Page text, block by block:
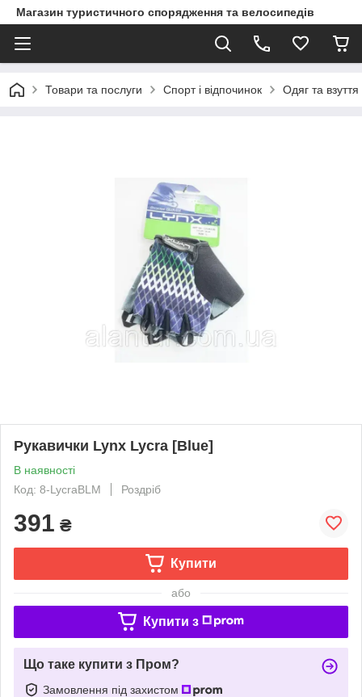
Магазин туристичного спорядження та велосипедів
Товари та послуги Спорт і відпочинок Одяг та
Рукавички Lynx Lycra [Blue]
В наявності
Код: 8-LycraBLM
Роздріб
391 ₴
Купити
або
Купити з
Що таке купити з Пром?
Замовлення під захистом